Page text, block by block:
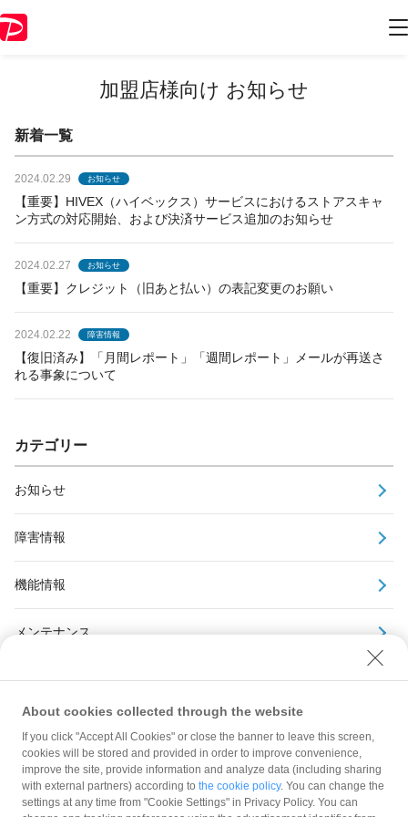
加盟店様向け お知らせ
新着一覧
2024.02.29 お知らせ
【重要】HIVEX（ハイベックス）サービスにおけるストアスキャ
ン方式の対応開始、および決済サービス追加のお知らせ
2024.02.27 お知らせ
【重要】クレジット（旧あと払い）の表記変更のお願い
2024.02.22 障害情報
【復旧済み】「月間レポート」「週間レポート」メールが再送さ
れる事象について
カテゴリー
お知らせ
障害情報
機能情報
メンテナンス
規約
ガイドライン
About cookies collected through the website
If you click "Accept All Cookies" or close the banner to leave this screen,
cookies will be stored and provided in order to improve convenience,
improve the site, provide information and analyze data (including sharing
with external partners) according to the cookie policy. You can change the
settings at any time from "Cookie Settings" in Privacy Policy. You can